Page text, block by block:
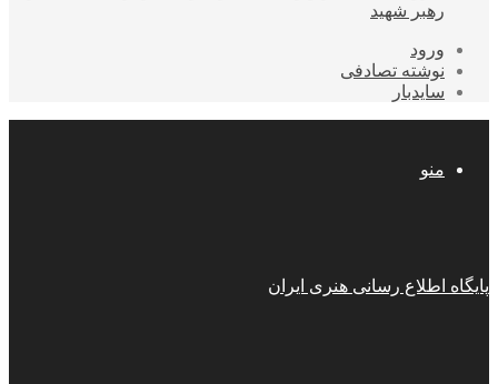
رهبر شهید
ورود
نوشته تصادفی
سایدبار
منو
پایگاه اطلاع رسانی هنری ایران